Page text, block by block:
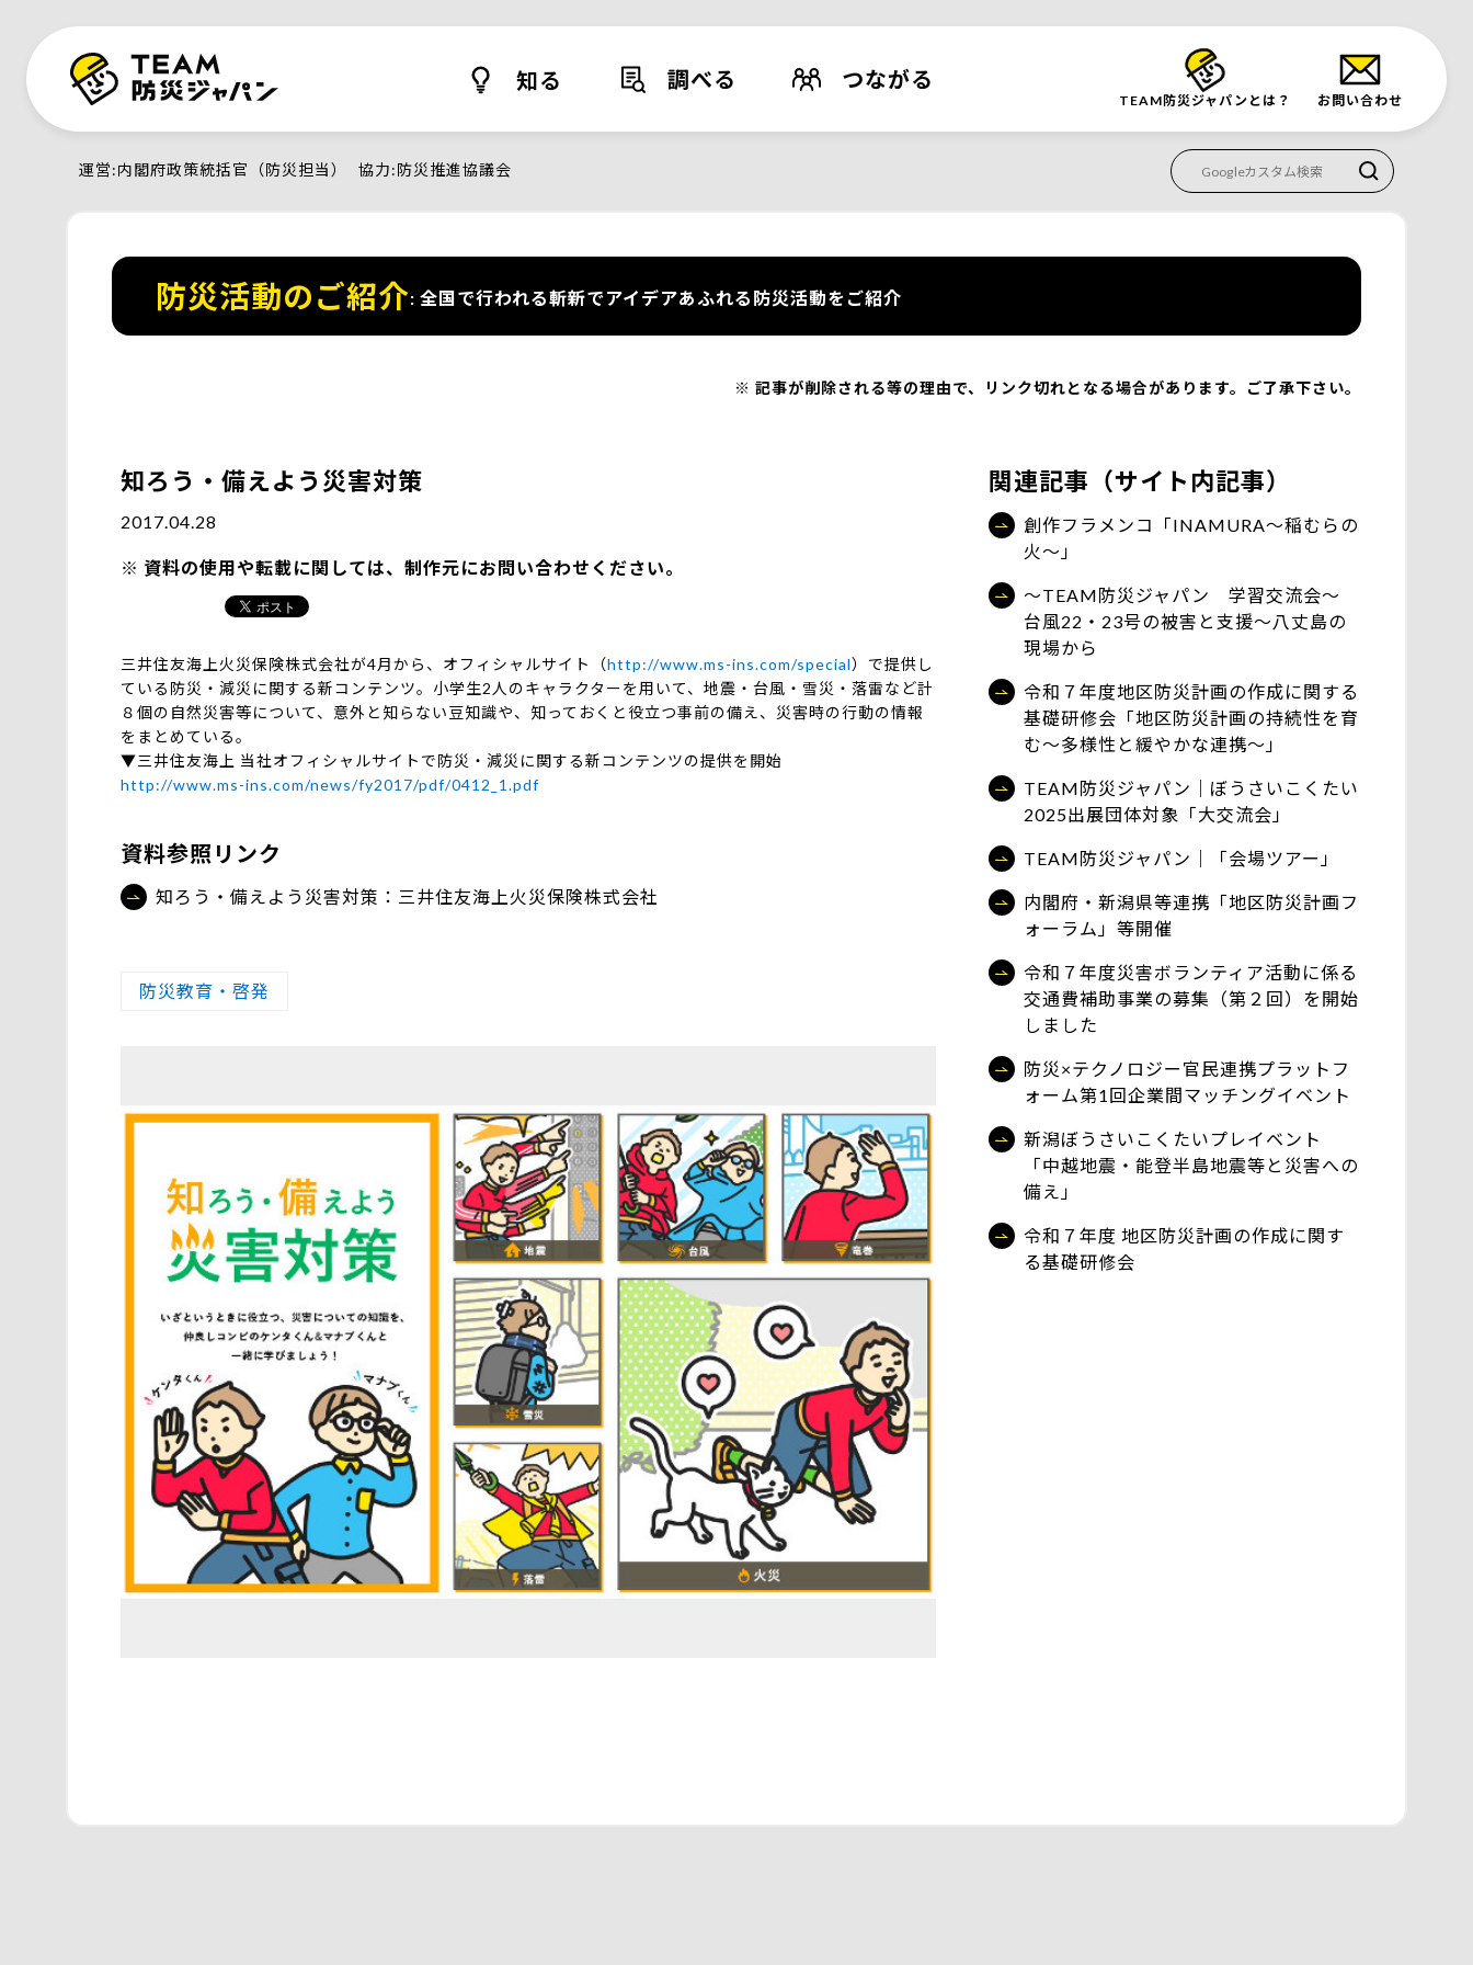
知る 調べる つながる
TEAM防災ジャパンとは？ お問い合わせ
運営 内閣府政策統括官（防災担当） 協力 防災推進協議会
防災活動のご紹介 全国で行われる斬新でアイデアあふれる防災活動をご紹介
記事が削除される等の理由で、リンク切れとなる場合があります。ご了承下さい。
知ろう・備えよう災害対策
2017.04.28
資料の使用や転載に関しては、制作元にお問い合わせください。
三井住友海上火災保険株式会社が4月から、オフィシャルサイト（http://www.ms-ins.com/special）で提供し
ている防災・減災に関する新コンテンツ。小学生2人のキャラクターを用いて、地震・台風・雪災・落雷など計
８個の自然災害等について、意外と知らない豆知識や、知っておくと役立つ事前の備え、災害時の行動の情報
をまとめている。
▼三井住友海上 当社オフィシャルサイトで防災・減災に関する新コンテンツの提供を開始
http://www.ms-ins.com/news/fy2017/pdf/0412_1.pdf
資料参照リンク
知ろう・備えよう災害対策：三井住友海上火災保険株式会社
防災教育・啓発
関連記事（サイト内記事）
創作フラメンコ「INAMURA～稲むらの
火～」
～TEAM防災ジャパン 学習交流会～
台風22・23号の被害と支援～八丈島の
現場から
令和７年度地区防災計画の作成に関する
基礎研修会「地区防災計画の持続性を育
む～多様性と緩やかな連携～」
TEAM防災ジャパン｜ぼうさいこくたい
2025出展団体対象「大交流会」
TEAM防災ジャパン｜「会場ツアー」
内閣府・新潟県等連携「地区防災計画フ
ォーラム」等開催
令和７年度災害ボランティア活動に係る
交通費補助事業の募集（第２回）を開始
しました
防災×テクノロジー官民連携プラットフ
ォーム第1回企業間マッチングイベント
新潟ぼうさいこくたいプレイベント
「中越地震・能登半島地震等と災害への
備え」
令和７年度 地区防災計画の作成に関す
る基礎研修会